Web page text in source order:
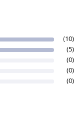
(10)
(5)
(0)
(0)
(0)